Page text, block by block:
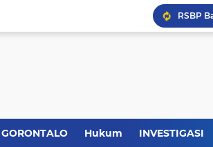
GORONTALO Hukum INVESTIGASI